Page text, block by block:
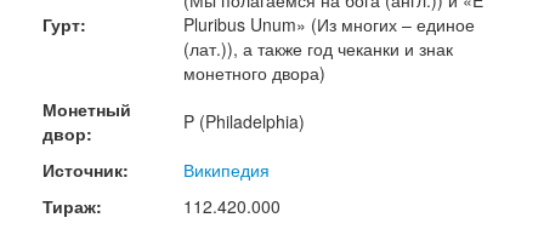
Гурт:
Pluribus Unum» (Из многих – единое
(лат.)), а также год чеканки и знак
монетного двора)
Монетный
двор:
P (Philadelphia)
Источник:
Википедия
Тираж:
112.420.000